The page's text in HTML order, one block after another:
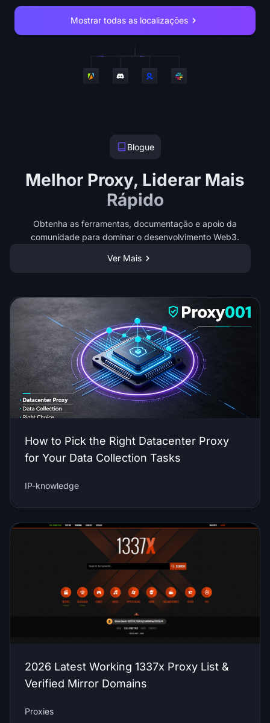
Mostrar todas as localizações
Blogue
Melhor Proxy, Liderar Mais
Rápido
Obtenha as ferramentas, documentação e apoio da
comunidade para dominar o desenvolvimento Web3.
Ver Mais
How to Pick the Right Datacenter Proxy
for Your Data Collection Tasks
IP-knowledge
2026 Latest Working 1337x Proxy List &
Verified Mirror Domains
Proxies